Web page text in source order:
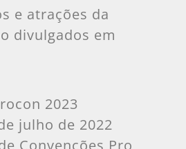
e atrações da
divulgados em
2023
julho de 2022
Convenções Pro